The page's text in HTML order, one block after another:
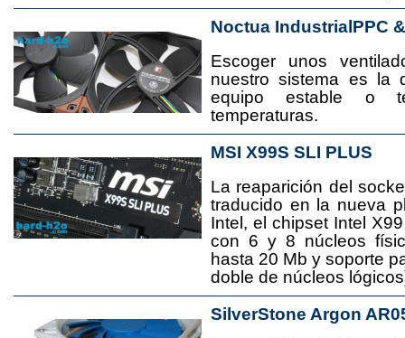
Noctua IndustrialPPC
Escoger unos
nuestro sistema es la
equipo estable o
temperaturas.
MSI X99S SLI PLUS
La reaparición del
traducido en la nueva
Intel, el chipset Intel
con 6 y 8 núcleos
hasta 20 Mb y soporte
doble de núcleos
SilverStone Argon